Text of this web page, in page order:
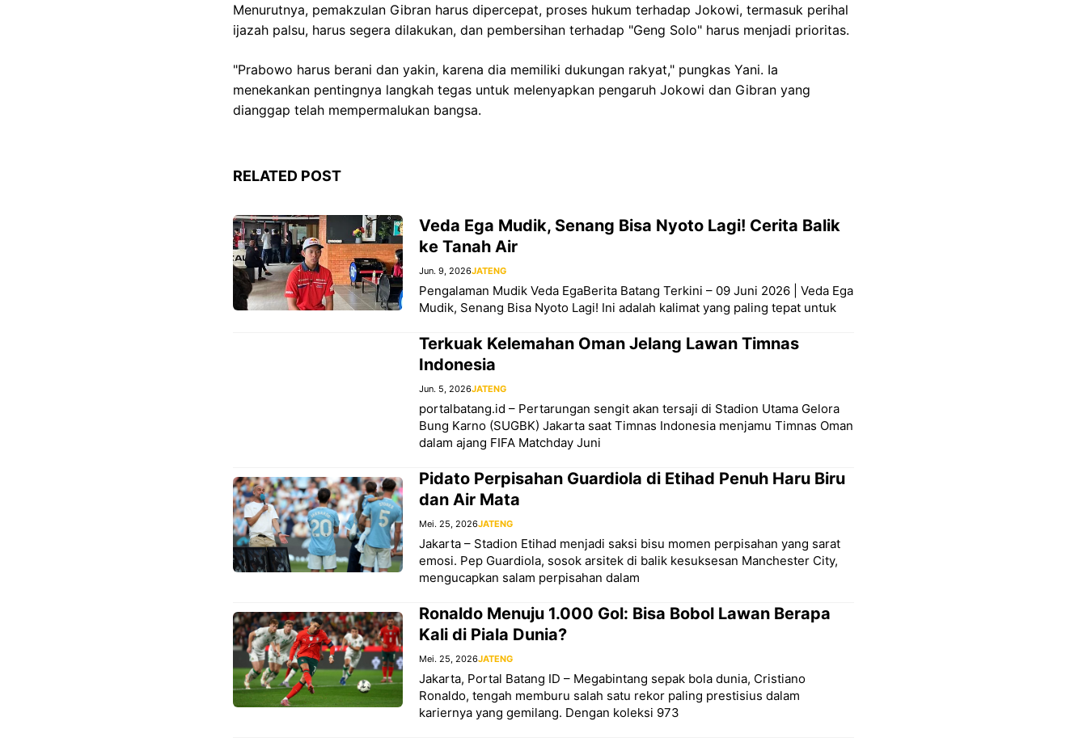
Menurutnya, pemakzulan Gibran harus dipercepat, proses hukum terhadap Jokowi, termasuk perihal
ijazah palsu, harus segera dilakukan, dan pembersihan terhadap "Geng Solo" harus menjadi prioritas.
"Prabowo harus berani dan yakin, karena dia memiliki dukungan rakyat," pungkas Yani. Ia
menekankan pentingnya langkah tegas untuk melenyapkan pengaruh Jokowi dan Gibran yang
dianggap telah mempermalukan bangsa.
RELATED POST
Veda Ega Mudik, Senang Bisa Nyoto Lagi! Cerita Balik
ke Tanah Air
Jun. 9, 2026JATENG
Pengalaman Mudik Veda EgaBerita Batang Terkini – 09 Juni 2026 | Veda Ega
Mudik, Senang Bisa Nyoto Lagi! Ini adalah kalimat yang paling tepat untuk
Terkuak Kelemahan Oman Jelang Lawan Timnas
Indonesia
Jun. 5, 2026JATENG
portalbatang.id – Pertarungan sengit akan tersaji di Stadion Utama Gelora
Bung Karno (SUGBK) Jakarta saat Timnas Indonesia menjamu Timnas Oman
dalam ajang FIFA Matchday Juni
Pidato Perpisahan Guardiola di Etihad Penuh Haru Biru
dan Air Mata
Mei. 25, 2026JATENG
Jakarta – Stadion Etihad menjadi saksi bisu momen perpisahan yang sarat
emosi. Pep Guardiola, sosok arsitek di balik kesuksesan Manchester City,
mengucapkan salam perpisahan dalam
Ronaldo Menuju 1.000 Gol: Bisa Bobol Lawan Berapa
Kali di Piala Dunia?
Mei. 25, 2026JATENG
Jakarta, Portal Batang ID – Megabintang sepak bola dunia, Cristiano
Ronaldo, tengah memburu salah satu rekor paling prestisius dalam
kariernya yang gemilang. Dengan koleksi 973